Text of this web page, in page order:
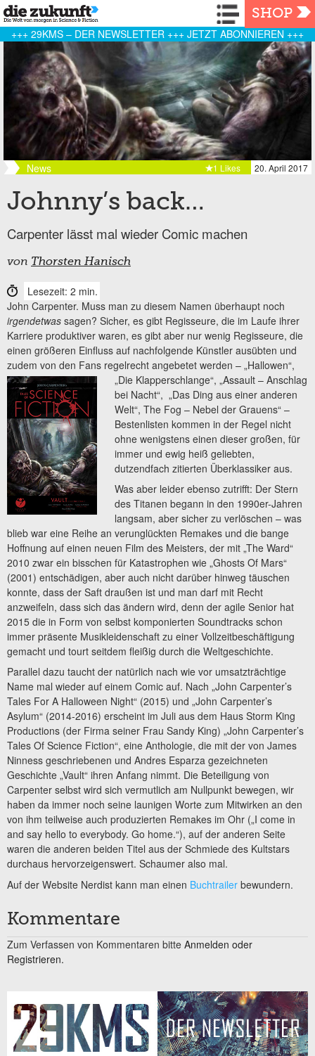
Navigation
SHOP
+++ 29KMS – DER NEWSLETTER +++ JETZT ABONNIEREN +++
News 20. April 2017
1 Likes
Johnny’s back…
Carpenter lässt mal wieder Comic machen
von Thorsten Hanisch
Lesezeit: 2 min.
John Carpenter. Muss man zu diesem Namen überhaupt noch
irgendetwas sagen? Sicher, es gibt Regisseure, die im Laufe ihrer
Karriere produktiver waren, es gibt aber nur wenig Regisseure, die
einen größeren Einfluss auf nachfolgende Künstler ausübten und
zudem von den Fans regelrecht angebetet werden – „Hallowen“,
„Die Klapperschlange“, „Assault – Anschlag
bei Nacht“, „Das Ding aus einer anderen
Welt“, The Fog – Nebel der Grauens“ –
Bestenlisten kommen in der Regel nicht
ohne wenigstens einen dieser großen, für
immer und ewig heiß geliebten,
dutzendfach zitierten Überklassiker aus.
Was aber leider ebenso zutrifft: Der Stern
des Titanen begann in den 1990er-Jahren
langsam, aber sicher zu verlöschen – was
blieb war eine Reihe an verunglückten Remakes und die bange
Hoffnung auf einen neuen Film des Meisters, der mit „The Ward“
2010 zwar ein bisschen für Katastrophen wie „Ghosts Of Mars“
(2001) entschädigen, aber auch nicht darüber hinweg täuschen
konnte, dass der Saft draußen ist und man darf mit Recht
anzweifeln, dass sich das ändern wird, denn der agile Senior hat
2015 die in Form von selbst komponierten Soundtracks schon
immer präsente Musikleidenschaft zu einer Vollzeitbeschäftigung
gemacht und tourt seitdem fleißig durch die Weltgeschichte.
Parallel dazu taucht der natürlich nach wie vor umsatzträchtige
Name mal wieder auf einem Comic auf. Nach „John Carpenter’s
Tales For A Halloween Night“ (2015) und „John Carpenter’s
Asylum“ (2014-2016) erscheint im Juli aus dem Haus Storm King
Productions (der Firma seiner Frau Sandy King) „John Carpenter’s
Tales Of Science Fiction“, eine Anthologie, die mit der von James
Ninness geschriebenen und Andres Esparza gezeichneten
Geschichte „Vault“ ihren Anfang nimmt. Die Beteiligung von
Carpenter selbst wird sich vermutlich am Nullpunkt bewegen, wir
haben da immer noch seine launigen Worte zum Mitwirken an den
von ihm teilweise auch produzierten Remakes im Ohr („I come in
and say hello to everybody. Go home.“), auf der anderen Seite
waren die anderen beiden Titel aus der Schmiede des Kultstars
durchaus hervorzeigenswert. Schaumer also mal.
Auf der Website Nerdist kann man einen Buchtrailer bewundern.
Kommentare
Zum Verfassen von Kommentaren bitte Anmelden oder
Registrieren.